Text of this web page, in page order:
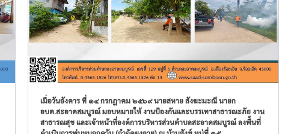
เมื่อวันอังคาร ที่ ๑๔ กรกฎาคม ๒๕๖๙ นายสหาย สังฆะมะณี นายก
อบต.สะอาดสมบูรณ์ มอบหมายให้ งานป้องกันและบรรเทาสาธารณะภัย งาน
สาธารณสุข และเจ้าหน้าที่องค์การบริหารส่วนตำบลสะอาดสมบูรณ์ ลงพื้นที่